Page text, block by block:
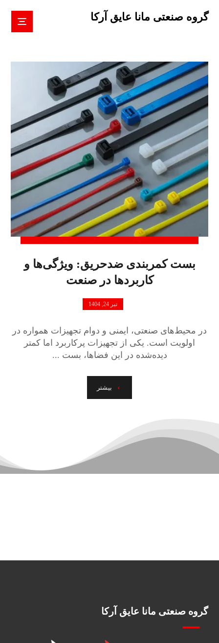
گروه صنعتی مانا عایق آرکا
بست کمربندی ضدحریق: ویژگی‌ها و
کاربردها در صنعت
تیر 24, 1404
در محیط‌های صنعتی، ایمنی و دوام تجهیزات همواره در
اولویت است. یکی از تجهیزات پرکاربرد اما کمتر
دیده‌شده در این فضاها، بست ...
بیشتر
گروه صنعتی مانا عایق آرکا